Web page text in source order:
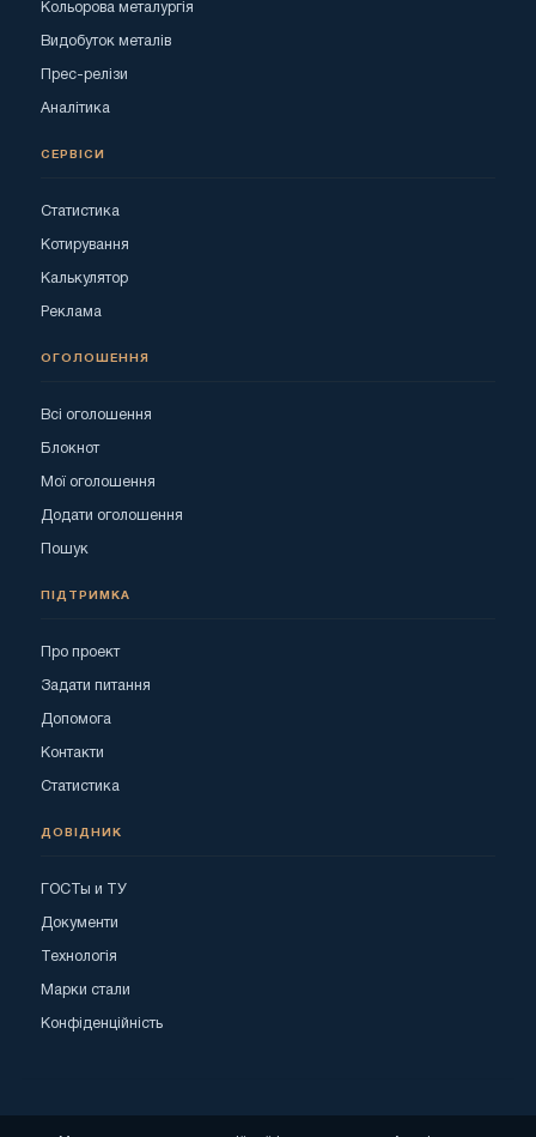
Кольорова металургія
Видобуток металів
Прес-релізи
Аналітика
СЕРВІСИ
Статистика
Котирування
Калькулятор
Реклама
ОГОЛОШЕННЯ
Всі оголошення
Блокнот
Мої оголошення
Додати оголошення
Пошук
ПІДТРИМКА
Про проект
Задати питання
Допомога
Контакти
Статистика
ДОВІДНИК
ГОСТы и ТУ
Документи
Технологія
Марки стали
Конфіденційність